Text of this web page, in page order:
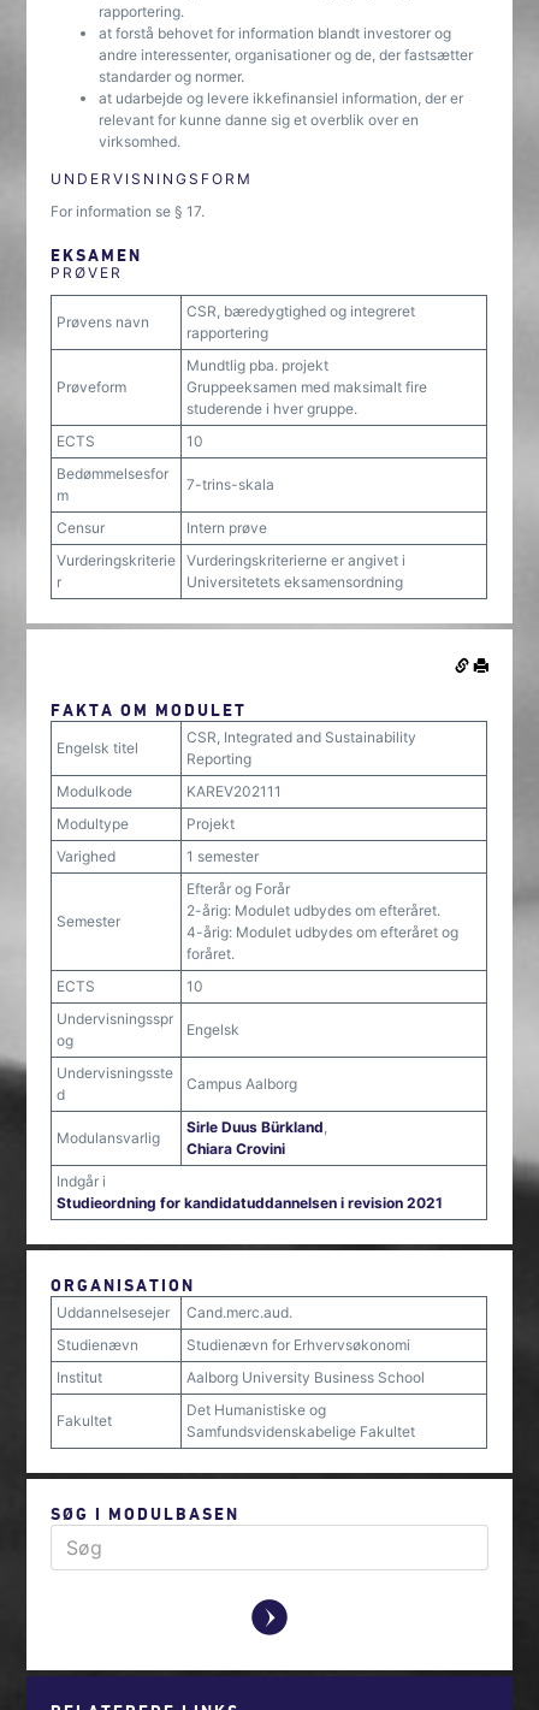
rapportering.
at forstå behovet for information blandt investorer og
andre interessenter, organisationer og de, der fastsætter
standarder og normer.
at udarbejde og levere ikkefinansiel information, der er
relevant for kunne danne sig et overblik over en
virksomhed.
UNDERVISNINGSFORM
For information se § 17.
EKSAMEN
PRØVER
Prøvens navn
CSR, bæredygtighed og integreret
rapportering
Prøveform
Mundtlig pba. projekt
Gruppeeksamen med maksimalt fire
studerende i hver gruppe.
ECTS
10
Bedømmelsesfor
m
7-trins-skala
Censur
Intern prøve
Vurderingskriterie
r
Vurderingskriterierne er angivet i
Universitetets eksamensordning
FAKTA OM MODULET
Engelsk titel
CSR, Integrated and Sustainability
Reporting
Modulkode
KAREV202111
Modultype
Projekt
Varighed
1 semester
Semester
Efterår og Forår
2-årig: Modulet udbydes om efteråret.
4-årig: Modulet udbydes om efteråret og
foråret.
ECTS
10
Undervisningsspr
og
Engelsk
Undervisningsste
d
Campus Aalborg
Modulansvarlig
Sirle Duus Bürkland,
Chiara Crovini
Indgår i
Studieordning for kandidatuddannelsen i revision 2021
ORGANISATION
Uddannelsesejer
Cand.merc.aud.
Studienævn
Studienævn for Erhvervsøkonomi
Institut
Aalborg University Business School
Fakultet
Det Humanistiske og
Samfundsvidenskabelige Fakultet
SØG I MODULBASEN
y